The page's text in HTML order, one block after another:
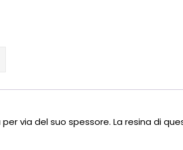
via del suo spessore. La resina di